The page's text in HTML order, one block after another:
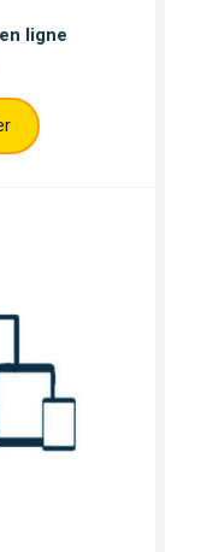
ligne